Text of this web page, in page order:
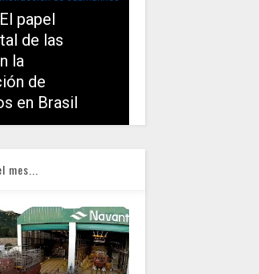
papel
de las
la
de
en Brasil